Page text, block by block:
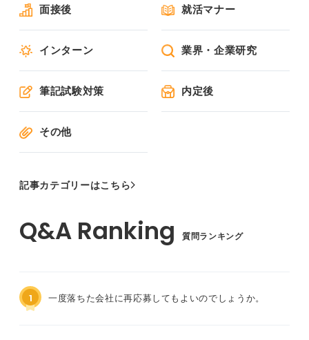
面接後 就活マナー
インターン 業界・企業研究
筆記試験対策 内定後
その他
記事カテゴリーはこちら
質問ランキング
1 一度落ちた会社に再応募してもよいのでしょうか。